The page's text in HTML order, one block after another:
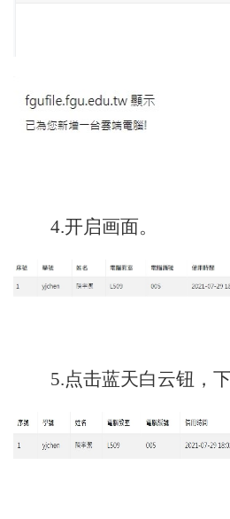
4.开启画面。
5.点击蓝天白云钮，下